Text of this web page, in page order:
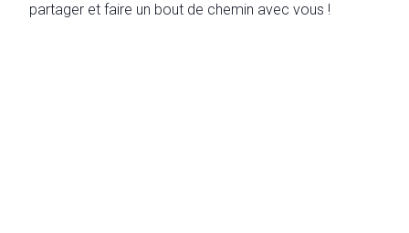
partager et faire un bout de chemin avec vous !